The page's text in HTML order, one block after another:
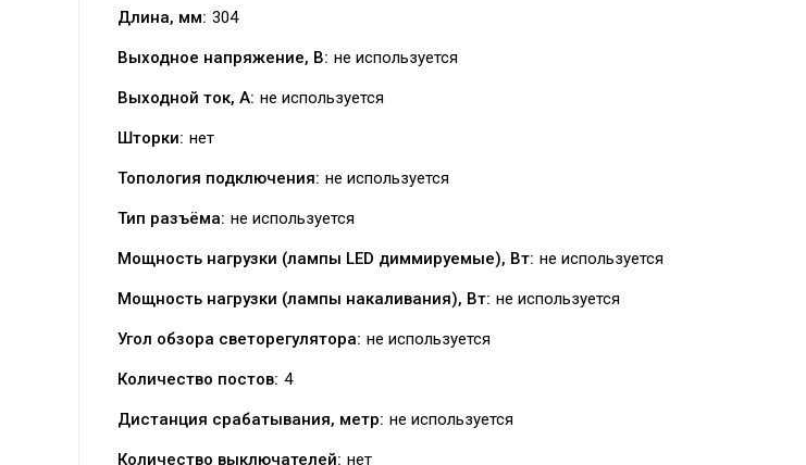
Длина, мм: 304
Выходное напряжение, В: не используется
Выходной ток, А: не используется
Шторки: нет
Топология подключения: не используется
Тип разъёма: не используется
Мощность нагрузки (лампы LED диммируемые), Вт: не используется
Мощность нагрузки (лампы накаливания), Вт: не используется
Угол обзора светорегулятора: не используется
Количество постов: 4
Дистанция срабатывания, метр: не используется
Количество выключателей: нет